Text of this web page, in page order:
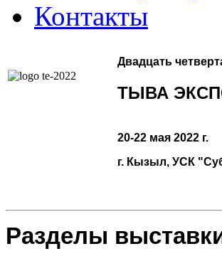
Контакты
Двадцать
ТЫВА
20-22 мая 2022 г.
г. Кызыл, УСК
Разделы